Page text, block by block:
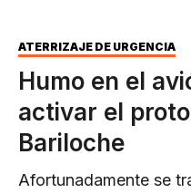
ATERRIZAJE DE URGENCIA
Humo en el
activar el
Bariloche
Afortunadamente se